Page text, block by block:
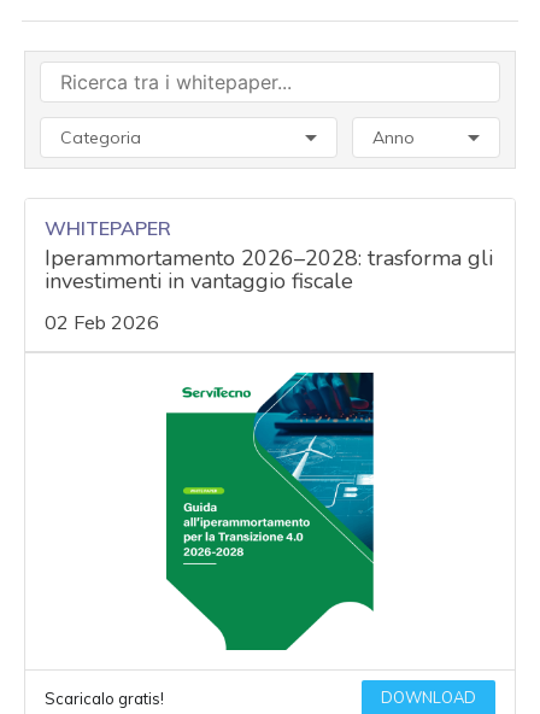
Categoria Anno
WHITEPAPER
Iperammortamento 2026–2028: trasforma gli
investimenti in vantaggio fiscale
02 Feb 2026
Scaricalo gratis! DOWNLOAD